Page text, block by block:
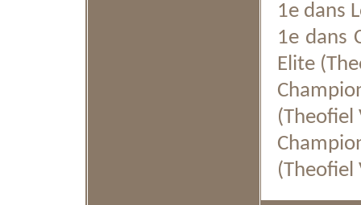
1e dans
1e dans
Elite
(Theofiel
(Theofiel